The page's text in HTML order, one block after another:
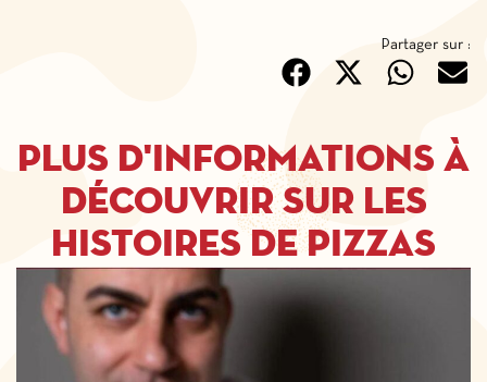
Partager sur :
Plus d'informations à
découvrir sur les
histoires de pizzas